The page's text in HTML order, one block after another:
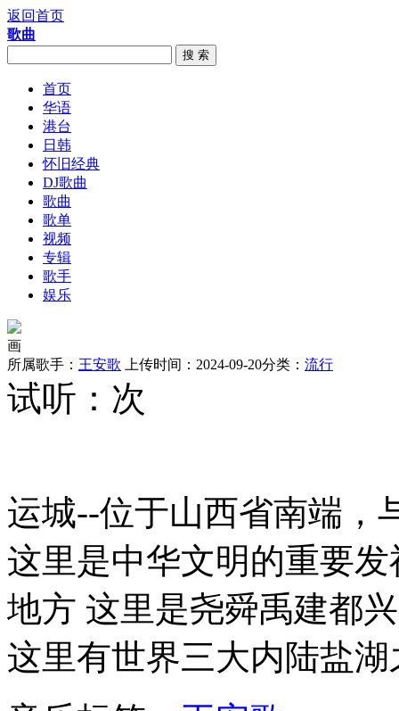
返回首页
歌曲
搜 索
首页
华语
港台
日韩
怀旧经典
DJ歌曲
歌曲
歌单
视频
专辑
歌手
娱乐
画
所属歌手： 王安歌 上传时间：2024-09-20分类： 流行
试听： 次
运城--位于山西省南端，
这里是中华文明的重要
地方 这里是尧舜禹建都
这里有世界三大内陆盐